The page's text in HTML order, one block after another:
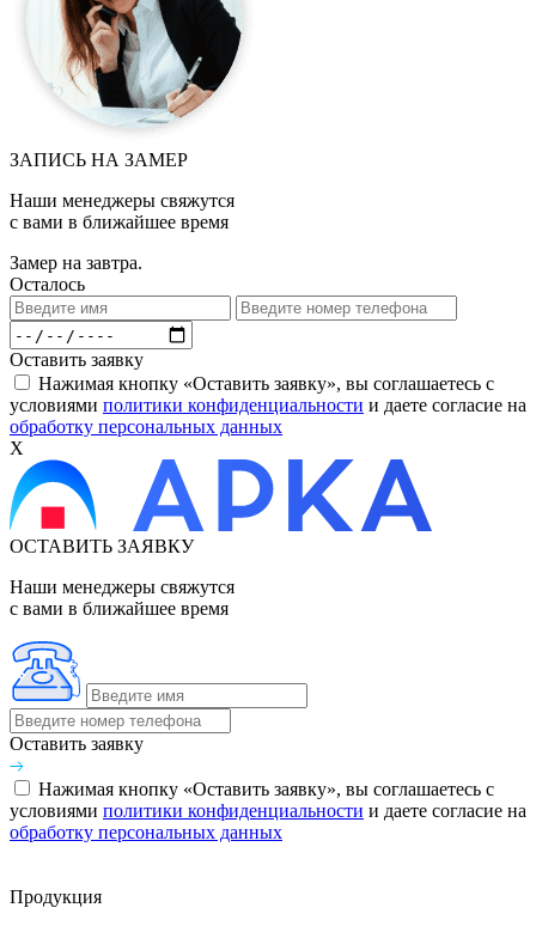
ЗАПИСЬ НА ЗАМЕР
Наши менеджеры свяжутся
с вами в ближайшее время
Замер на завтра.
Осталось
Оставить заявку
Нажимая кнопку «Оставить заявку», вы соглашаетесь с
условиями политики конфиденциальности и даете согласие на
обработку персональных данных
X
ОСТАВИТЬ ЗАЯВКУ
Наши менеджеры свяжутся
с вами в ближайшее время
Оставить заявку
Нажимая кнопку «Оставить заявку», вы соглашаетесь с
условиями политики конфиденциальности и даете согласие на
обработку персональных данных
Продукция